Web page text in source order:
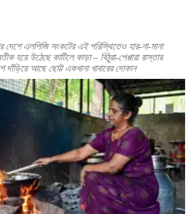
দেশে এলপিজি সংকটের এই পরিস্থিতেও হার-না-মানা
হয়ে উঠেছে কাটিলে কাড়া – বিঠুরা-পেপ্পারা রাস্তার
দাঁড়িয়ে আছে ছোট্ট একখানা খাবারের দোকান